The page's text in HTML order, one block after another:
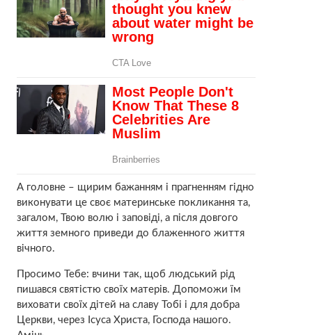
А головне – щирим бажанням і прагненням гідно
виконувати це своє материнське покликання та,
загалом, Твою волю і заповіді, а після довгого
життя земного приведи до блаженного життя
вічного.
Просимо Тебе: вчини так, щоб людський рід
пишався святістю своїх матерів. Допоможи їм
виховати своїх дітей на славу Тобі і для добра
Церкви, через Ісуса Христа, Господа нашого.